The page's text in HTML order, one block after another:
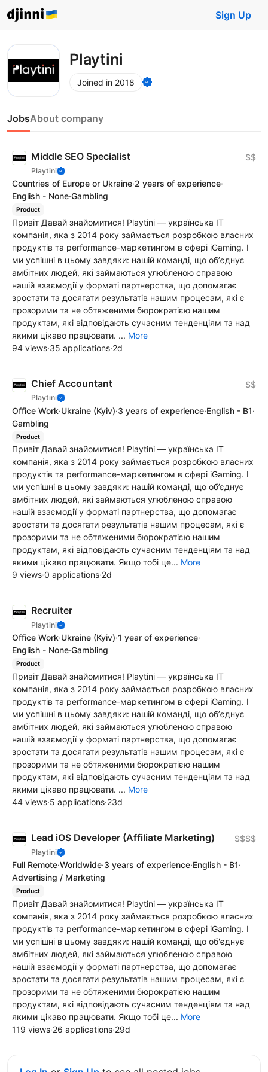
Sign Up
Playtini
Joined in 2018
JobsAbout company
Middle SEO Specialist
Playtini
$$
Countries of Europe or Ukraine·2 years of experience·
English - None·Gambling
Product
Привіт Давай знайомитися! Playtini — українська ІТ
компанія, яка з 2014 року займається розробкою власних
продуктів та performance-маркетингом в сфері iGaming. І
ми успішні в цьому завдяки: нашій команді, що обʼєднує
амбітних людей, які займаються улюбленою справою
нашій взаємодії у форматі партнерства, що допомагає
зростати та досягати результатів нашим процесам, які є
прозорими та не обтяженими бюрократією нашим
продуктам, які відповідають сучасним тенденціям та над
якими цікаво працювати. ... More
94 views·35 applications·2d
Chief Accountant
Playtini
$$
Office Work·Ukraine (Kyiv)·3 years of experience·English - B1·
Gambling
Product
Привіт Давай знайомитися! Playtini — українська ІТ
компанія, яка з 2014 року займається розробкою власних
продуктів та performance-маркетингом в сфері iGaming. І
ми успішні в цьому завдяки: нашій команді, що об’єднує
амбітних людей, які займаються улюбленою справою
нашій взаємодії у форматі партнерства, що допомагає
зростати та досягати результатів нашим процесам, які є
прозорими та не обтяженими бюрократією нашим
продуктам, які відповідають сучасним тенденціям та над
якими цікаво працювати. Якщо тобі це... More
9 views·0 applications·2d
Recruiter
Playtini
Office Work·Ukraine (Kyiv)·1 year of experience·
English - None·Gambling
Product
Привіт Давай знайомитися! Playtini — українська ІТ
компанія, яка з 2014 року займається розробкою власних
продуктів та performance-маркетингом в сфері iGaming. І
ми успішні в цьому завдяки: нашій команді, що обʼєднує
амбітних людей, які займаються улюбленою справою
нашій взаємодії у форматі партнерства, що допомагає
зростати та досягати результатів нашим процесам, які є
прозорими та не обтяженими бюрократією нашим
продуктам, які відповідають сучасним тенденціям та над
якими цікаво працювати. ... More
44 views·5 applications·23d
Lead iOS Developer (Affiliate Marketing)
Playtini
$$$$
Full Remote·Worldwide·3 years of experience·English - B1·
Advertising / Marketing
Product
Привіт Давай знайомитися! Playtini — українська ІТ
компанія, яка з 2014 року займається розробкою власних
продуктів та performance-маркетингом в сфері iGaming. І
ми успішні в цьому завдяки: нашій команді, що об'єднує
амбітних людей, які займаються улюбленою справою
нашій взаємодії у форматі партнерства, що допомагає
зростати та досягати результатів нашим процесам, які є
прозорими та не обтяженими бюрократією нашим
продуктам, які відповідають сучасним тенденціям та над
якими цікаво працювати. Якщо тобі це... More
119 views·26 applications·29d